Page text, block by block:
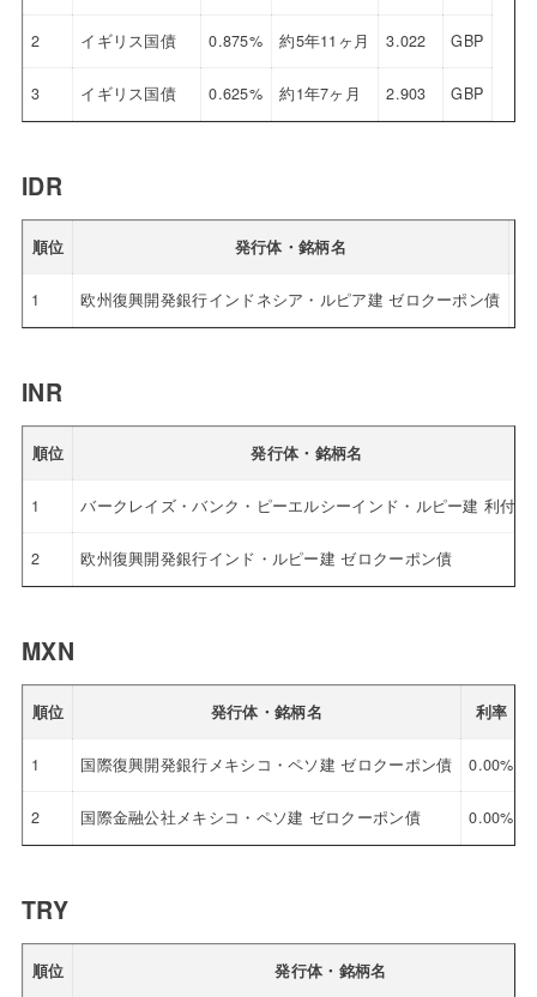
2 イギリス国債 0.875% 約5年11ヶ月 3.022 GBP
3 イギリス国債 0.625% 約1年7ヶ月 2.903 GBP
IDR
順位 発行体・銘柄名
1 欧州復興開発銀行インドネシア・ルピア建 ゼロクーポン債
INR
順位 発行体・銘柄名
1 バークレイズ・バンク・ピーエルシーインド・ルピー建 利付債
2 欧州復興開発銀行インド・ルピー建 ゼロクーポン債
MXN
順位 発行体・銘柄名 利率
1 国際復興開発銀行メキシコ・ペソ建 ゼロクーポン債 0.00%
2 国際金融公社メキシコ・ペソ建 ゼロクーポン債 0.00%
TRY
順位 発行体・銘柄名